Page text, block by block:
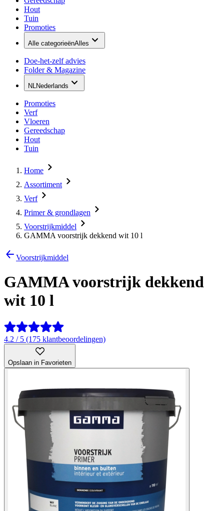
Hout
Tuin
Promoties
Alle categorieënAlles
Doe-het-zelf advies
Folder & Magazine
NLNederlands
Promoties
Verf
Vloeren
Gereedschap
Hout
Tuin
Home
Assortiment
Verf
Primer & grondlagen
Voorstrijkmiddel
GAMMA voorstrijk dekkend wit 10 l
Voorstrijkmiddel
GAMMA voorstrijk dekkend
wit 10 l
4.2 / 5 (175 klantbeoordelingen)
Opslaan in Favorieten